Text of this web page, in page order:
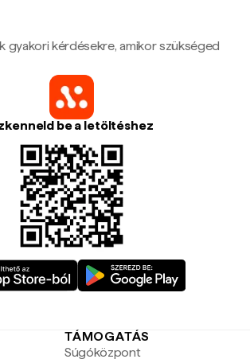
gyakori kérdésekre, amikor szükséged
be a letöltéshez
TÁMOGATÁS
Súgóközpont